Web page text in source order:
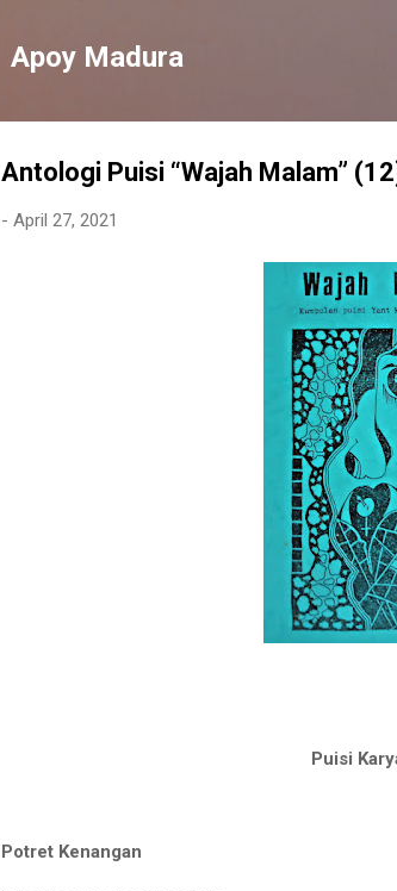
Apoy Madura
Antologi Puisi “Wajah Malam”
- April 27, 2021
Puisi
Potret Kenangan